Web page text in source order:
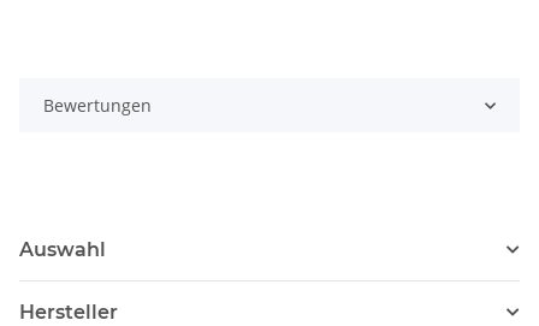
Bewertungen
Auswahl
Hersteller